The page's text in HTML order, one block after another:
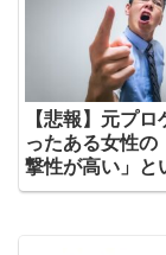
【悲報】元プ
ったある女性の
撃性が高い」と
実だった話。